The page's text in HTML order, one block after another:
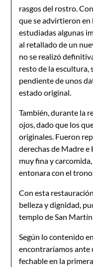
rasgos del rostro.
que se advirtieron en
estudiadas algunas
al retallado de un
no se realizó
resto de la escultura,
pendiente de unos
estado original.
También, durante la
ojos, dado que los
originales. Fueron
derechas de Madre e
muy fina y
entonara con el
Con esta
belleza y dignidad,
templo de San
Según lo contenido
encontraríamos ante
fechable en la